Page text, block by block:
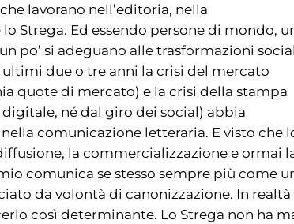
lavorano nell’editoria, nella
Strega. Ed essendo persone di mondo,
po’ si adeguano alle trasformazioni
due o tre anni la crisi del mercato
quote di mercato) e la crisi della stampa
né dal giro dei social) abbia
comunicazione letteraria. E visto che
la commercializzazione e ormai
comunica se stesso sempre più come
da volontà di canonizzazione. In realtà
così determinante. Lo Strega non ha